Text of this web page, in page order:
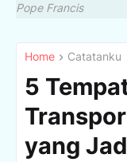
Pope Francis
Home Catatanku
5
yang